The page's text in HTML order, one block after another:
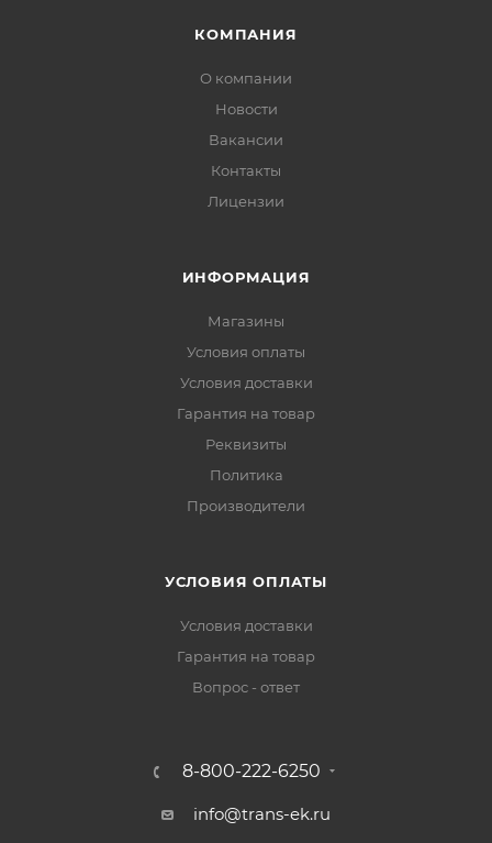
КОМПАНИЯ
О компании
Новости
Вакансии
Контакты
Лицензии
ИНФОРМАЦИЯ
Магазины
Условия оплаты
Условия доставки
Гарантия на товар
Реквизиты
Политика
Производители
УСЛОВИЯ ОПЛАТЫ
Условия доставки
Гарантия на товар
Вопрос - ответ
8-800-222-6250
info@trans-ek.ru